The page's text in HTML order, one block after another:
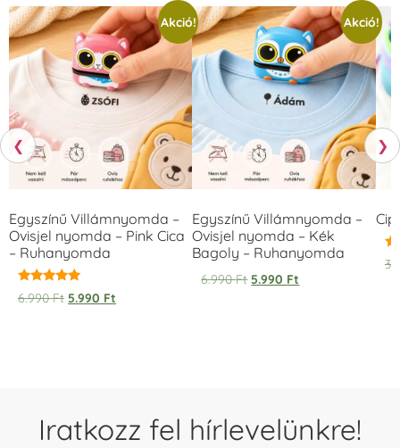
❮
Akció!
Egyszínű Villámnyomda –
Ovisjel nyomda – Pink Cica
– Ruhanyomda
Értékelés:
5.00
6.990Ft 5.990 Ft
Akció!
Egyszínű Villámnyomda –
Ovisjel nyomda – Kék
Bagoly – Ruhanyomda
6.990Ft 5.990 Ft
❯
Iratkozz fel hírlevelünkre!